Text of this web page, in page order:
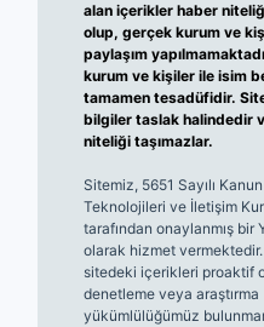
alan içerikler haber
olup, gerçek kurum ve
paylaşım
kurum ve kişiler ile isim
tamamen tesadüfidir.
bilgiler taslak halindedir
niteliği taşımazlar.
Sitemiz, 5651 Sayılı
Teknolojileri ve İletişim
tarafından onaylanmış bir
olarak hizmet
sitedeki içerikleri proaktif
denetleme veya araştırma
yükümlülüğümüz